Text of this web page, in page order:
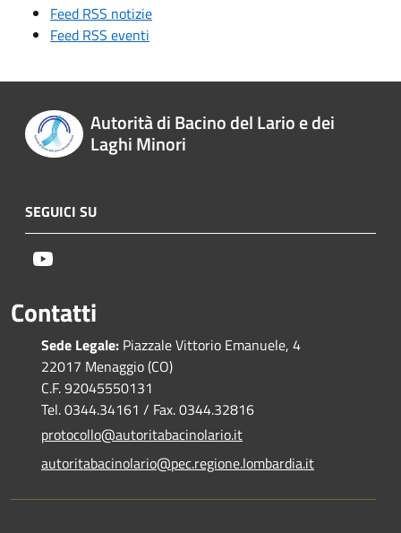
Feed RSS notizie
Feed RSS eventi
Autorità di Bacino del Lario e dei
Laghi Minori
SEGUICI SU
Contatti
Sede Legale: Piazzale Vittorio Emanuele, 4
22017 Menaggio (CO)
C.F. 92045550131
Tel. 0344.34161 / Fax. 0344.32816
protocollo@autoritabacinolario.it
autoritabacinolario@pec.regione.lombardia.it